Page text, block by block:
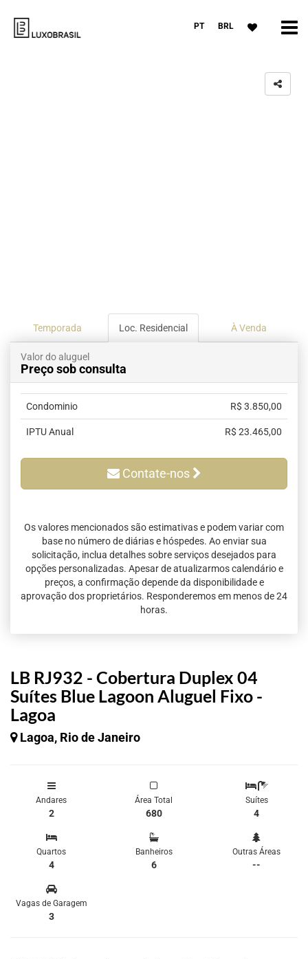
PT BRL
LB RJ932 - Cobertura Duplex 04
Suítes Blue Lagoon Aluguel Fixo -
Lagoa
Lagoa, Rio de Janeiro
Andares
2
Área Total
680
Suítes
4
Quartos
4
Banheiros
6
Outras Áreas
--
Vagas de Garagem
3
Temporada Loc. Residencial À Venda
Valor do aluguel
Preço sob consulta
Condominio R$ 3.850,00
IPTU Anual R$ 23.465,00
Contate-nos
Os valores mencionados são estimativas e podem variar com
base no número de diárias e hóspedes. Ao enviar sua
solicitação, inclua detalhes sobre serviços desejados para
opções personalizadas. Apesar de atualizarmos calendário e
preços, a confirmação depende da disponibilidade e
aprovação dos proprietários. Responderemos em menos de 24
horas.